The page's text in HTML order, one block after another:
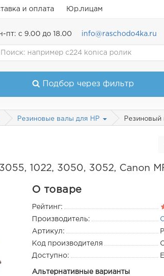
и оплата Юр.лицам
пт: с 9.00 до 18.00 info@raschodo4ka.ru
Подбор через фильтр
Резиновые валы для HP Резиновый
1022, 3050, 3052, Canon
О товаре
Рейтинг:
Производитель:
Артикул:
Код производителя
Доступно:
Альтернативные варианты